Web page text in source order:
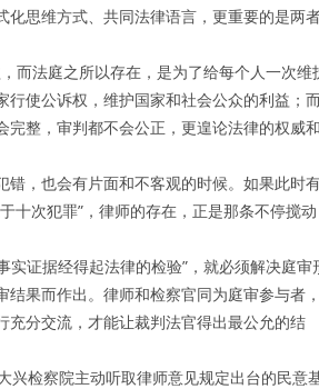
思维方式、共同法律语言，更重要的是两
而法庭之所以存在，是为了给每个人一次维
使公诉权，维护国家和社会公众的利益；
整，审判都不会公正，更遑论法律的权威和
，也会有片面和不客观的时候。如果此时
十次犯罪”，律师的存在，正是那条不停搅动
证据经得起法律的检验”，就必须解决庭审
果而作出。律师和检察官同为庭审参与者，
分交流，才能让裁判法官得出最公允的结
兴检察院主动听取律师意见规定出台的民意